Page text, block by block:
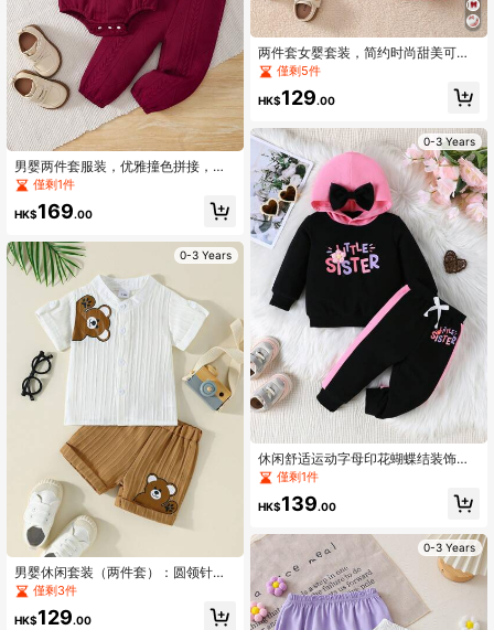
男婴两件套服装，优雅撞色拼接，杏
色领长袖拼接酒红色提花母子熊图案
领结半开襟连体衣搭配酒红色提花长
裤，春秋季休闲穿着。
僅剩1件
HK$169.00
0-3 Years
男婴休闲套装（两件套）：圆领针织
开衫、短袖白色百搭衬衫和松紧腰户
外刺绣短裤，夏季日常穿着
僅剩3件
HK$129.00
两件套女婴套装，简约时尚甜美可爱
白色条纹短袖上衣，饰有红色3D蝴蝶
结，搭配红色层叠蝴蝶结吊带裙，适
合春秋季日常穿着。
僅剩5件
HK$129.00
0-3 Years
休闲舒适运动字母印花蝴蝶结装饰长
袖连帽衫+松紧腰撞色拼接九分裤女童
运动套装
僅剩1件
HK$139.00
0-3 Years